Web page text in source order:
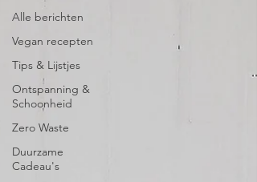
Alle berichten
Vegan recepten
Tips & Lijstjes
Ontspanning &
Schoonheid
Zero Waste
Duurzame
Cadeau's